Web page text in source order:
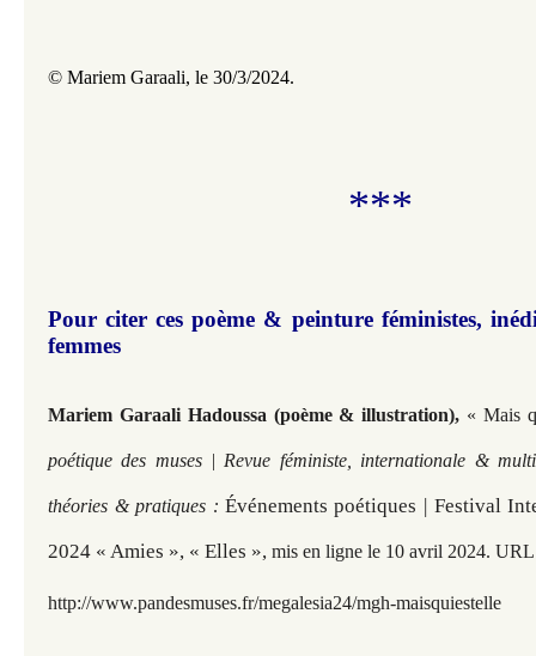
© Mariem Garaali, le 30/3/2024.
***
Pour citer ces poème & peinture féministes,
femmes
Mariem Garaali Hadoussa (poème & illustration), « Mais
poétique des muses | Revue féministe, internationale &
théories & pratiques : Événements poétiques | Festival
2024 « Amies », « Elles », mis en ligne le 10 avril 2024.
http://www.pandesmuses.fr/megalesia24/mgh-maisquiestelle